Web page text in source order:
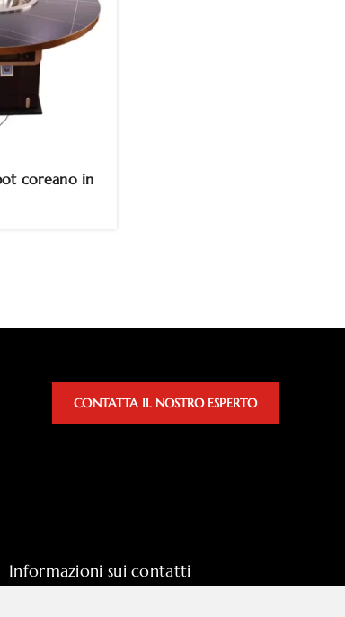
coreano in
CONTATTA IL NOSTRO ESPERTO
Informazioni sui contatti